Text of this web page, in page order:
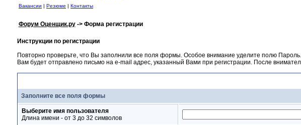
Вакансии | Резюме | Контакты
Форум Оценщик.ру-> Форма регистрации
Инструкции по регистрации
Повторно проверьте, что Вы заполнили все поля формы. Особое внимание уделите полю Пароль.
Вам будет отправлено письмо на e-mail адрес, указанный Вами при регистрации. После
Заполните все поля формы
Выберите имя пользователя
Длина имени - от 3 до 32 символов